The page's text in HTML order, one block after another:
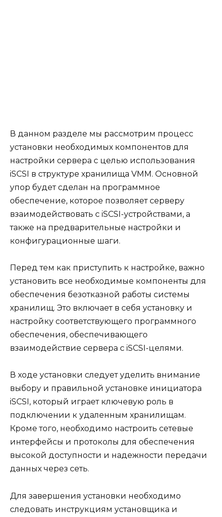
В данном разделе мы рассмотрим процесс
установки необходимых компонентов для
настройки сервера с целью использования
iSCSI в структуре хранилища VMM. Основной
упор будет сделан на программное
обеспечение, которое позволяет серверу
взаимодействовать с iSCSI-устройствами, а
также на предварительные настройки и
конфигурационные шаги.
Перед тем как приступить к настройке, важно
установить все необходимые компоненты для
обеспечения безотказной работы системы
хранилищ. Это включает в себя установку и
настройку соответствующего программного
обеспечения, обеспечивающего
взаимодействие сервера с iSCSI-целями.
В ходе установки следует уделить внимание
выбору и правильной установке инициатора
iSCSI, который играет ключевую роль в
подключении к удаленным хранилищам.
Кроме того, необходимо настроить сетевые
интерфейсы и протоколы для обеспечения
высокой доступности и надежности передачи
данных через сеть.
Для завершения установки необходимо
следовать инструкциям установщика и